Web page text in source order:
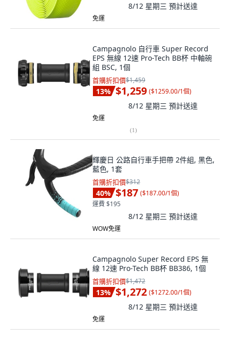
8/12 星期三 預計送達
免運
Campagnolo 自行車 Super Record
EPS 無線 12速 Pro-Tech BB杯 中軸碗
組 BSC, 1個
首購折扣價$1,459
13% $1,259 ($1259.00/1個)
8/12 星期三 預計送達
免運
(1)
輝慶日 公路自行車手把帶 2件組, 黑色,
藍色, 1套
首購折扣價$312
40% $187 ($187.00/1個)
運費 $195
8/12 星期三 預計送達
WOW免運
Campagnolo Super Record EPS 無
線 12速 Pro-Tech BB杯 BB386, 1個
首購折扣價$1,472
13% $1,272 ($1272.00/1個)
8/12 星期三 預計送達
免運